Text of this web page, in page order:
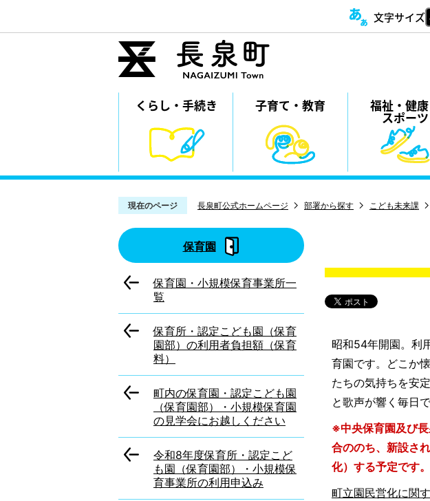
文字サイズ
くらし・ ⼿続き 子育て・教育 福祉・ 健康
スポーツ
現在のページ 長泉町公式ホームページ 部署から探す こども未来課
保育園
保育園・小規模保育事業所一
覧
保育所・認定こども園（保育
園部）の利用者負担額（保育
料）
町内の保育園・認定こども園
（保育園部）・小規模保育園
の見学会にお越しください
令和8年度保育所・認定こど
も園（保育園部）・小規模保
育事業所の利用申込み
昭和54年開園。利
育園です。どこか
たちの気持ちを安
と歌声が響く毎日で
※中央保育園及び
合ののち、新設さ
化）する予定です。
町立園民営化に関